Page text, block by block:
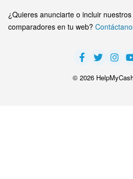
¿Quieres anunciarte o incluir
comparadores en tu web?
© 2026